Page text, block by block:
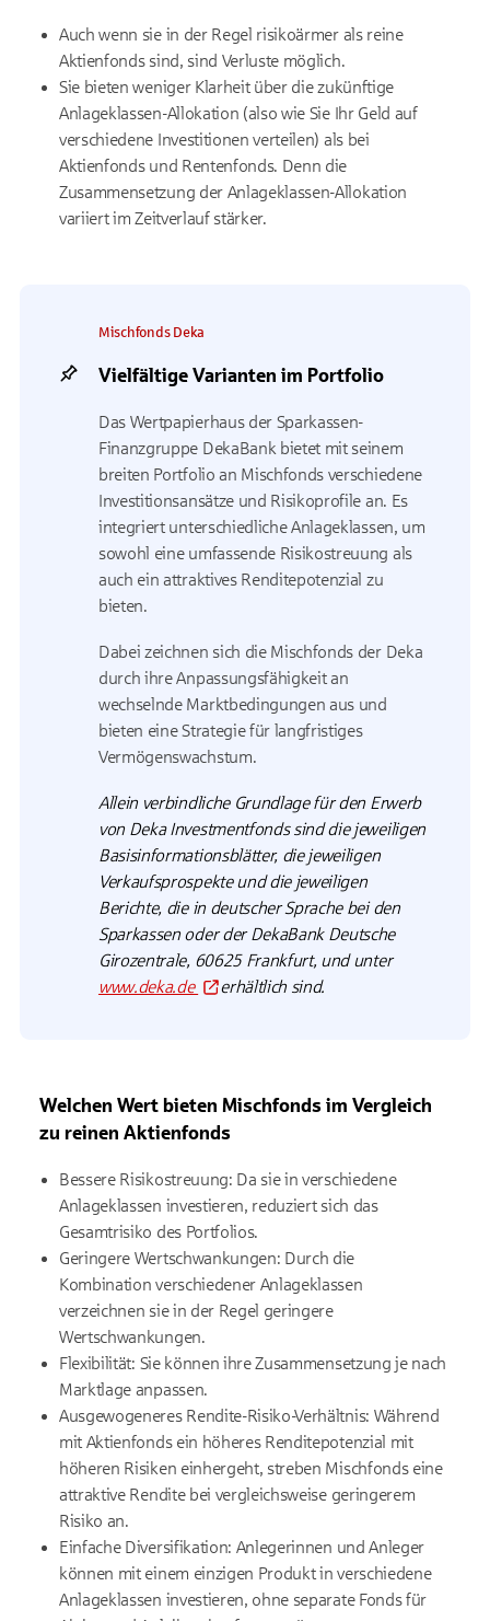
Auch wenn sie in der Regel risikoärmer als reine
Aktienfonds sind, sind Verluste möglich.
Sie bieten weniger Klarheit über die zukünftige
Anlageklassen-Allokation (also wie Sie Ihr Geld auf
verschiedene Investitionen verteilen) als bei
Aktienfonds und Rentenfonds. Denn die
Zusammensetzung der Anlageklassen-Allokation
variiert im Zeitverlauf stärker.
Mischfonds Deka
Vielfältige Varianten im Portfolio
Das Wertpapierhaus der Sparkassen-
Finanzgruppe DekaBank bietet mit seinem
breiten Portfolio an Mischfonds verschiedene
Investitionsansätze und Risikoprofile an. Es
integriert unterschiedliche Anlageklassen, um
sowohl eine umfassende Risikostreuung als
auch ein attraktives Renditepotenzial zu
bieten.
Dabei zeichnen sich die Mischfonds der Deka
durch ihre Anpassungsfähigkeit an
wechselnde Marktbedingungen aus und
bieten eine Strategie für langfristiges
Vermögenswachstum.
Allein verbindliche Grundlage für den Erwerb
von Deka Investmentfonds sind die jeweiligen
Basisinformationsblätter, die jeweiligen
Verkaufsprospekte und die jeweiligen
Berichte, die in deutscher Sprache bei den
Sparkassen oder der DekaBank Deutsche
Girozentrale, 60625 Frankfurt, und unter
www.deka.de
erhältlich sind.
Welchen Wert bieten Mischfonds im Vergleich
zu reinen Aktienfonds
Bessere Risikostreuung: Da sie in verschiedene
Anlageklassen investieren, reduziert sich das
Gesamtrisiko des Portfolios.
Geringere Wertschwankungen: Durch die
Kombination verschiedener Anlageklassen
verzeichnen sie in der Regel geringere
Wertschwankungen.
Flexibilität: Sie können ihre Zusammensetzung je nach
Marktlage anpassen.
Ausgewogeneres Rendite-Risiko-Verhältnis: Während
mit Aktienfonds ein höheres Renditepotenzial mit
höheren Risiken einhergeht, streben Mischfonds eine
attraktive Rendite bei vergleichsweise geringerem
Risiko an.
Einfache Diversifikation: Anlegerinnen und Anleger
können mit einem einzigen Produkt in verschiedene
Anlageklassen investieren, ohne separate Fonds für